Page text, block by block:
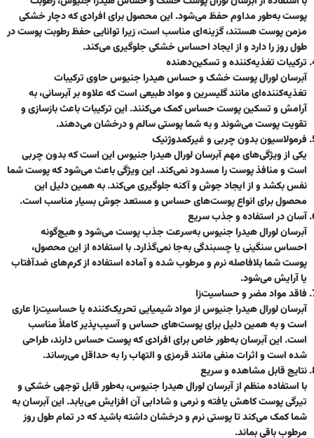
پوست به‌طور مداوم حفظ می‌شود. این محصول برای افرادی که دچار خشکی
مزمن پوست هستند، گزینه‌ای مناسب است، زیرا توانایی حفظ رطوبت پوست در
طول روز را دارد و از ایجاد احساس خشکی جلوگیری می‌کند.
ترکیبات تغذیه‌کننده و تسکین‌دهنده
آبرسان لورال پوست خشک و حساس هیدرا جنیوس حاوی ترکیبات
تغذیه‌کننده‌ای مانند گلیسرین و مواد طبیعی است که علاوه بر آبرسانی، به
آرامش و تسکین پوست حساس کمک می‌کنند. این ترکیبات باعث بازسازی و
تقویت پوست می‌شوند و به شما پوستی سالم و درخشان می‌دهند.
فرمولاسیون بدون چربی و غیرکمدوژنیک
یکی از ویژگی‌های مهم آبرسان لورال هیدرا جنیوس این است که بدون چربی
است و منافذ پوست را مسدود نمی‌کند. این ویژگی باعث می‌شود که پوست شما
نفس بکشد و از ایجاد جوش و آکنه جلوگیری می‌کند. به همین دلیل این
محصول برای انواع پوست‌های حساس و مستعد جوش بسیار مناسب است.
آسان در استفاده و جذب سریع
آبرسان لورال هیدرا جنیوس به‌سرعت جذب پوست می‌شود و هیچ‌گونه
احساس سنگینی یا چسبندگی به‌جا نمی‌گذارد. با استفاده از این محصول،
پوست شما بلافاصله نرم و مرطوب شده و آماده استفاده از کرم‌های ضدآفتاب
یا آرایش می‌شود.
فاقد مواد مضر و حساسیت‌زا
آبرسان لورال هیدرا جنیوس از مواد شیمیایی تحریک‌کننده یا حساسیت‌زا عاری
است و به همین دلیل برای پوست‌های حساس و آسیب‌پذیر کاملاً مناسب
است. این آبرسان به‌طور خاص برای افرادی که پوست حساس دارند، طراحی
شده است و اثرات منفی مانند قرمزی و التهاب را به حداقل می‌رساند.
نتایج قابل مشاهده و سریع
با استفاده منظم از آبرسان لورال هیدرا جنیوس، به‌طور قابل توجهی خشکی و
تیرگی پوست کاهش یافته و نرمی و شادابی آن افزایش می‌یابد. این آبرسان به
شما کمک می‌کند تا پوستی نرم و درخشان داشته باشید که در تمام طول روز
مرطوب باقی بماند.